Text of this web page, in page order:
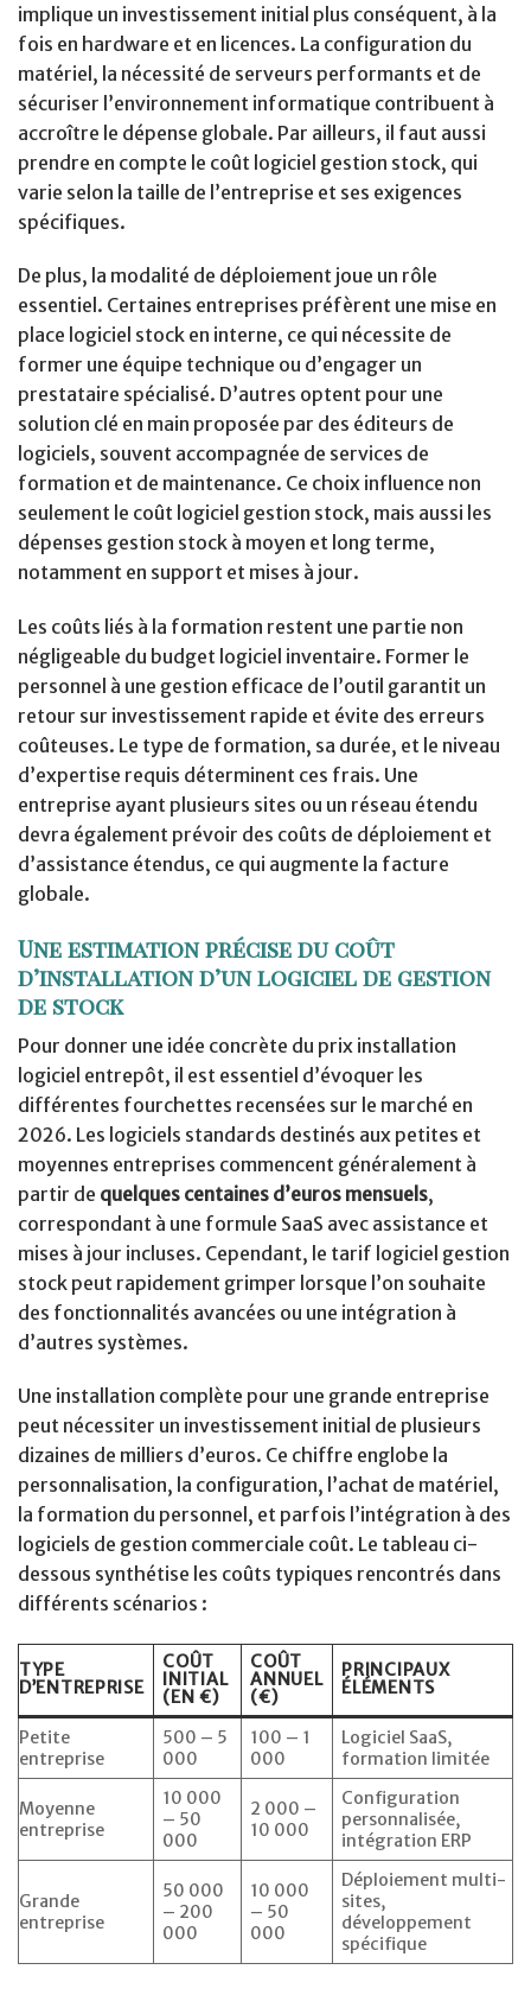
implique un investissement initial plus conséquent, à la
fois en hardware et en licences. La configuration du
matériel, la nécessité de serveurs performants et de
sécuriser l’environnement informatique contribuent à
accroître le dépense globale. Par ailleurs, il faut aussi
prendre en compte le coût logiciel gestion stock, qui
varie selon la taille de l’entreprise et ses exigences
spécifiques.
De plus, la modalité de déploiement joue un rôle
essentiel. Certaines entreprises préfèrent une mise en
place logiciel stock en interne, ce qui nécessite de
former une équipe technique ou d’engager un
prestataire spécialisé. D’autres optent pour une
solution clé en main proposée par des éditeurs de
logiciels, souvent accompagnée de services de
formation et de maintenance. Ce choix influence non
seulement le coût logiciel gestion stock, mais aussi les
dépenses gestion stock à moyen et long terme,
notamment en support et mises à jour.
Les coûts liés à la formation restent une partie non
négligeable du budget logiciel inventaire. Former le
personnel à une gestion efficace de l’outil garantit un
retour sur investissement rapide et évite des erreurs
coûteuses. Le type de formation, sa durée, et le niveau
d’expertise requis déterminent ces frais. Une
entreprise ayant plusieurs sites ou un réseau étendu
devra également prévoir des coûts de déploiement et
d’assistance étendus, ce qui augmente la facture
globale.
Une estimation précise du coût
d’installation d’un logiciel de gestion
de stock
Pour donner une idée concrète du prix installation
logiciel entrepôt, il est essentiel d’évoquer les
différentes fourchettes recensées sur le marché en
2026. Les logiciels standards destinés aux petites et
moyennes entreprises commencent généralement à
partir de quelques centaines d’euros mensuels,
correspondant à une formule SaaS avec assistance et
mises à jour incluses. Cependant, le tarif logiciel gestion
stock peut rapidement grimper lorsque l’on souhaite
des fonctionnalités avancées ou une intégration à
d’autres systèmes.
Une installation complète pour une grande entreprise
peut nécessiter un investissement initial de plusieurs
dizaines de milliers d’euros. Ce chiffre englobe la
personnalisation, la configuration, l’achat de matériel,
la formation du personnel, et parfois l’intégration à des
logiciels de gestion commerciale coût. Le tableau ci-
dessous synthétise les coûts typiques rencontrés dans
différents scénarios :
TYPE
D’ENTREPRISE
COÛT
INITIAL
(EN €)
COÛT
ANNUEL
(€)
PRINCIPAUX
ÉLÉMENTS
Petite
entreprise
500 – 5
000
100 – 1
000
Logiciel SaaS,
formation limitée
Moyenne
entreprise
10 000
– 50
000
2 000 –
10 000
Configuration
personnalisée,
intégration ERP
Grande
entreprise
50 000
– 200
000
10 000
– 50
000
Déploiement multi-
sites,
développement
spécifique